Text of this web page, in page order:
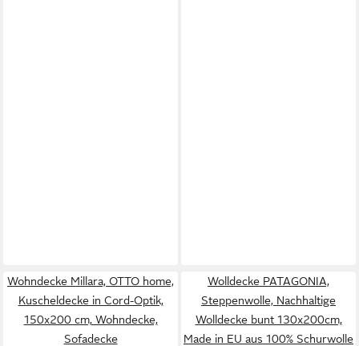
Wohndecke Millara, OTTO home,
Kuscheldecke in Cord-Optik,
150x200 cm, Wohndecke,
Sofadecke
Wolldecke PATAGONIA,
Steppenwolle, Nachhaltige
Wolldecke bunt 130x200cm,
Made in EU aus 100% Schurwolle